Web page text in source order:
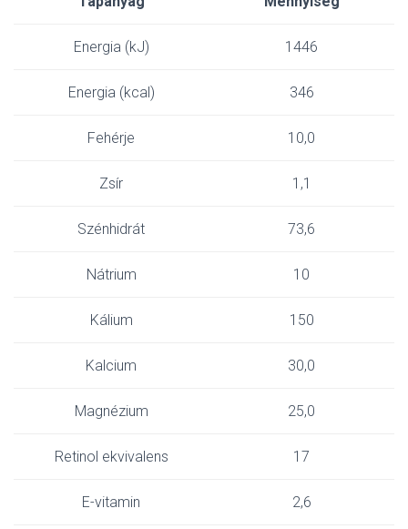
Energia (kJ) 1446
Energia (kcal) 346
Fehérje 10,0
Zsír 1,1
Szénhidrát 73,6
Nátrium 10
Kálium 150
Kalcium 30,0
Magnézium 25,0
Retinol ekvivalens 17
E-vitamin 2,6